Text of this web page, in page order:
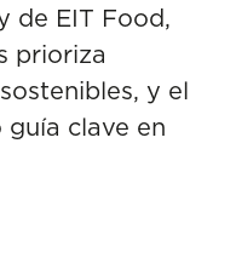
de EIT Food,
prioriza
y el
clave en